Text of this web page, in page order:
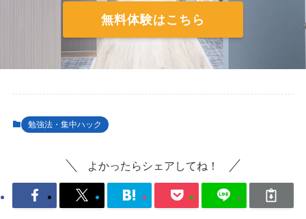
無料体験はこちら
勉強法・集中ハック
よかったらシェアしてね！